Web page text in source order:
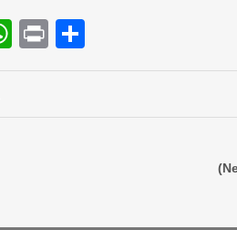
WhatsApp
Print